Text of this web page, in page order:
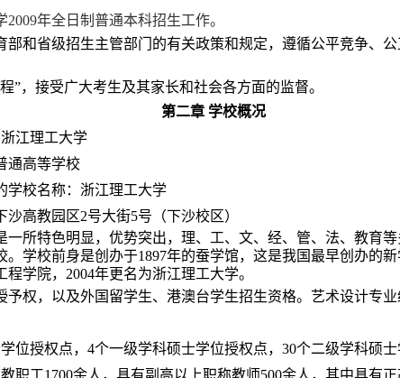
2009年全日制普通本科招生工作。
部和省级招生主管部门的有关政策和规定，遵循公平竞争、
”，接受广大考生及其家长和社会各方面的监督。
第二章 学校概况
江理工大学
通高等学校
学校名称：浙江理工大学
沙高教园区2号大街5号（下沙校区）
一所特色明显，优势突出，理、工、文、经、管、法、教育
。学校前身是创办于1897年的蚕学馆，这是我国最早创办的新
学院， 2004年更名为浙江理工大学。
予权，以及外国留学生、港澳台学生招生资格。艺术设计专
位授权点， 4个一级学科硕士学位授权点， 30个二级学科硕
职工1700余人，具有副高以上职称教师500余人，其中具有